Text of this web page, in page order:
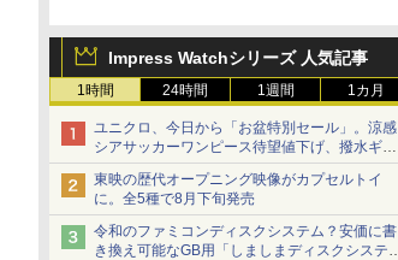
Impress Watchシリーズ 人気記事
1時間 24時間 1週間 1カ月
ユニクロ、今日から「お盆特別セール」。涼感
シアサッカーワンピース待望値下げ、撥水ギア
ショーツは1990円に
東映の歴代オープニング映像がカプセルトイ
に。全5種で8月下旬発売
令和のファミコンディスクシステム？安価に書
き換え可能なGB用「しましまディスクシステ